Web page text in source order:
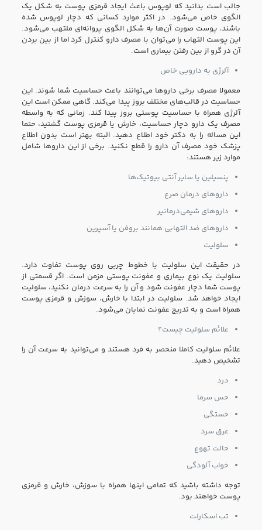
جالب است بدانید که لوپوس باعث ایجاد قرمزی پوست به شکل یک
الگوی خاص می‌شود. در اکثر موارد کسانی که دچار لوپوس شده
باشند، پوست صورت آن‌ها به شکل الگوی پروانه‌ای ملتهب می‌شود.
این پوست التهاب را می‌توان با مصرف دارو کنترل کرد اما از بین بردن
آن در گرو از بین رفتن بیماری است.
آلرژی به دارویی خاص
معمولا مصرف برخی دارو‌ها می‌توانند باعث حساسیت شما شوند. این
حساسیت در قالب‌های مختلف بروز پیدا می‌کند. گاهی ممکن است این
آلرژی همراه با حساسیت پوستی بروز پیدا کند. زمانی که به واسطه
مصرف یک دارو دچار حساسیت، خارش یا قرمزی پوست گشتید، حتما
این مساله را به دکتر خود اطلاع دهید. البته بهتر است بدون اطلاع
پزشک خود مصرف آن دارو را قطع نکنید. برخی از این دارو‌ها شامل
موارد زیر هستند:
پنسیلین یا سایر آنتی بیوتیک‌ها
دارو‌های درمان صرع
دارو‌های شیمی‌درمانیر
دارو‌های ضد التهابی همانند بروفن یا آسپرین
سلولیت
در حقیقت این سلولیت با خطوط چربی روی پوست تفاوت دارد.
سلولیت یک نوع بیماری و عفونت پوستی مزمن است. اگر قسمتی از
پوست شما دچار عفونت شود و آن را به سرعت درمان نکنید، سلولیت
ایجاد خواهد شد. سلولیت در ابتدا با خارش، سوزش و قرمزی پوست
همراه است و به تدریج عفونت نمایان می‌شود.
علائم سلولیت چیست؟
علائم سلولیت کاملا منحصر به فرد هستند و می‌توانید به سرعت آن را
تشخیص دهید.
درد
حس سرما
خستگی
عرق سرد
حالت تهوع
خواب آلودگی
توجه داشته باشید که تمامی اینها همراه با سوزش، خارش و قرمزی
پوست خواهند بود.
تب اسکارلت